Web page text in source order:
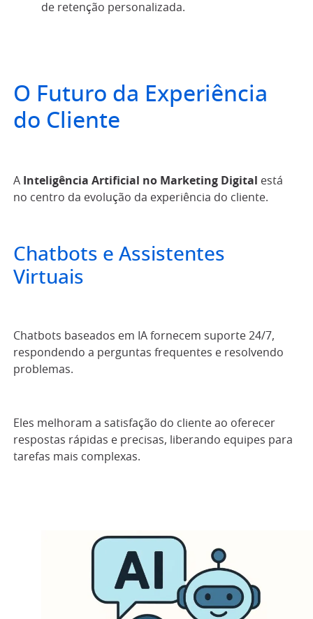
de retenção personalizada.
O Futuro da Experiência
do Cliente
A Inteligência Artificial no Marketing Digital
está
no centro da evolução da experiência do cliente.
Chatbots e Assistentes
Virtuais
Chatbots baseados em IA fornecem suporte 24/7,
respondendo a perguntas frequentes e resolvendo
problemas.
Eles melhoram a satisfação do cliente ao oferecer
respostas rápidas e precisas, liberando equipes para
tarefas mais complexas.